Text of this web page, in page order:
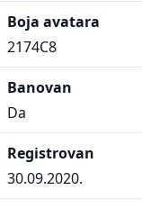
Boja avatara
2174C8
Banovan
Da
Registrovan
30.09.2020.